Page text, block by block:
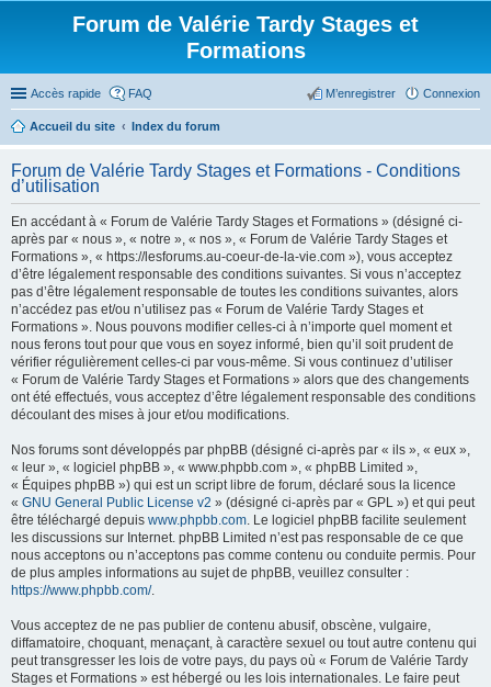
Forum de Valérie Tardy Stages et
Formations
Accès rapide FAQ Connexion
M’enregistrer
Accueil du site Index du forum
Forum de Valérie Tardy Stages et Formations - Conditions
d’utilisation
En accédant à « Forum de Valérie Tardy Stages et Formations » (désigné ci-
après par « nous », « notre », « nos », « Forum de Valérie Tardy Stages et
Formations », « https://lesforums.au-coeur-de-la-vie.com »), vous acceptez
d’être légalement responsable des conditions suivantes. Si vous n’acceptez
pas d’être légalement responsable de toutes les conditions suivantes, alors
n’accédez pas et/ou n’utilisez pas « Forum de Valérie Tardy Stages et
Formations ». Nous pouvons modifier celles-ci à n’importe quel moment et
nous ferons tout pour que vous en soyez informé, bien qu’il soit prudent de
vérifier régulièrement celles-ci par vous-même. Si vous continuez d’utiliser
« Forum de Valérie Tardy Stages et Formations » alors que des changements
ont été effectués, vous acceptez d’être légalement responsable des conditions
découlant des mises à jour et/ou modifications.
Nos forums sont développés par phpBB (désigné ci-après par « ils », « eux »,
« leur », « logiciel phpBB », « www.phpbb.com », « phpBB Limited »,
« Équipes phpBB ») qui est un script libre de forum, déclaré sous la licence
« GNU General Public License v2 » (désigné ci-après par « GPL ») et qui peut
être téléchargé depuis www.phpbb.com. Le logiciel phpBB facilite seulement
les discussions sur Internet. phpBB Limited n’est pas responsable de ce que
nous acceptons ou n’acceptons pas comme contenu ou conduite permis. Pour
de plus amples informations au sujet de phpBB, veuillez consulter :
https://www.phpbb.com/.
Vous acceptez de ne pas publier de contenu abusif, obscène, vulgaire,
diffamatoire, choquant, menaçant, à caractère sexuel ou tout autre contenu qui
peut transgresser les lois de votre pays, du pays où « Forum de Valérie Tardy
Stages et Formations » est hébergé ou les lois internationales. Le faire peut